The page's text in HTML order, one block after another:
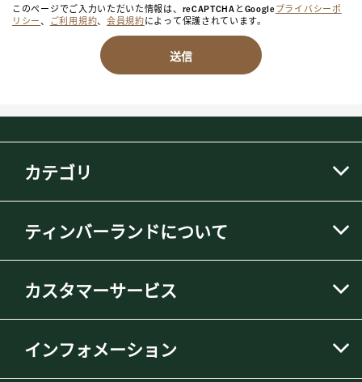
このページでご入力いただいた情報は、reCAPTCHAとGoogleプライバシーポ
リシー、 ご利用規約、 会員規約によって保護されています。
送信
カテゴリ
ティンバーランドについて
カスタマーサービス
インフォメーション